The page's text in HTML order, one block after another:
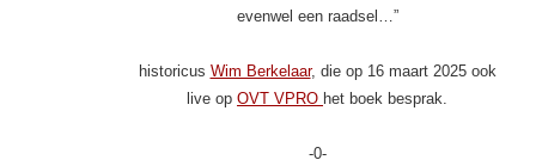
evenwel een raadsel…”
historicus Wim Berkelaar, die op 16 maart 2025 ook
live opOVT VPRO het boek besprak.
-0-